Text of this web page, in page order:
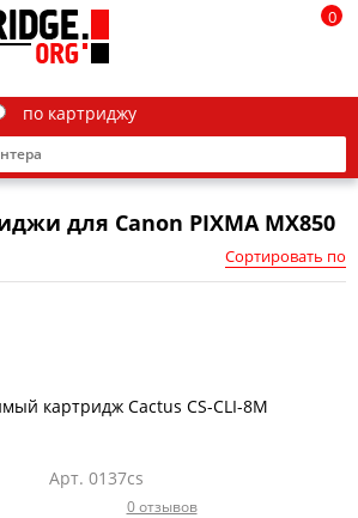
по картриджу
0
для Canon PIXMA MX850
Сортировать по
картридж Cactus CS-CLI-8M
Арт. 0137cs
0 отзывов